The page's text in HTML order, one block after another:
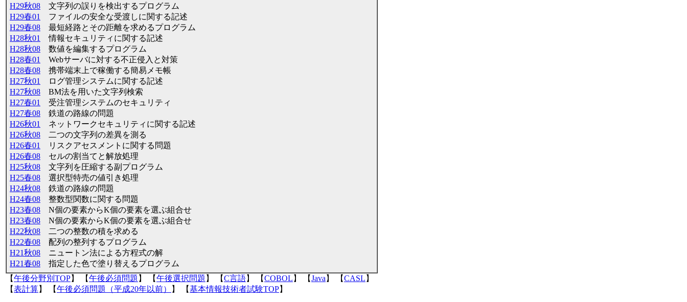
H29秋08 文字列の誤りを検出するプログラム
H29春01
ファイルの安全な受渡しに関する記述
H29春08 最短経路とその距離を求めるプログラム
H28秋01
情報セキュリティに関する記述
H28秋08 数値を編集するプログラム
H28春01
Webサーバに対する不正侵入と対策
H28春08 携帯端末上で稼働する簡易メモ帳
H27秋01
ログ管理システムに関する記述
H27秋08 BM法を用いた文字列検索
H27春01
受注管理システムのセキュリティ
H27春08 鉄道の路線の問題
H26秋01
ネットワークセキュリティに関する記述
H26秋08 二つの文字列の差異を測る
H26春01
リスクアセスメントに関する問題
H26春08 セルの割当てと解放処理
H25秋08 文字列を圧縮する副プログラム
H25春08 選択型特売の値引き処理
H24秋08 鉄道の路線の問題
H24春08 整数型関数に関する問題
H23春08 N個の要素からK個の要素を選ぶ組合せ
H23春08 N個の要素からK個の要素を選ぶ組合せ
H22秋08 二つの整数の積を求める
H22春08 配列の整列するプログラム
H21秋08 ニュートン法による方程式の解
H21春08 指定した色で塗り替えるプログラム
【午後分野別TOP】 【午後必須問題 】 【午後選択問題 】 【C言語】 【COBOL 】 【Java 】 【CASL 】
【表計算】 【午後必須問題（平成20年以前） 】 【基本情報技術者試験TOP】